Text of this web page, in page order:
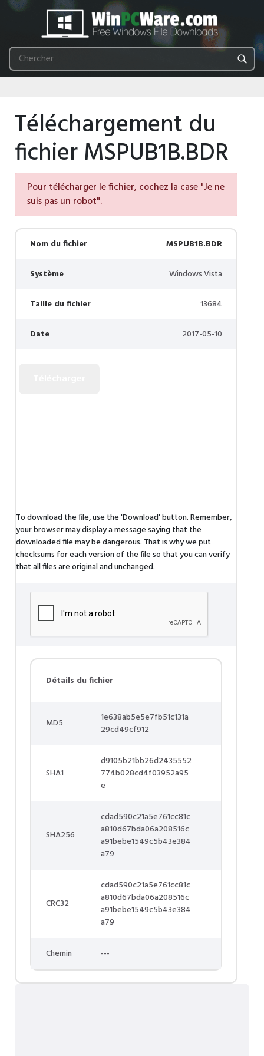
Téléchargement du
fichier MSPUB1B.BDR
Pour télécharger le fichier, cochez la case "Je ne
suis pas un robot".
Nom du fichier MSPUB1B.BDR
Système Windows Vista
Taille du fichier 13684
Date 2017-05-10
To download the file, use the 'Download' button. Remember,
your browser may display a message saying that the
downloaded file may be dangerous. That is why we put
checksums for each version of the file so that you can verify
that all files are original and unchanged.
Détails du fichier
MD5
1e638ab5e5e7fb51c131a
29cd49cf912
SHA1
d9105b21bb26d2435552
774b028cd4f03952a95
e
SHA256
cdad590c21a5e761cc81c
a810d67bda06a208516c
a91bebe1549c5b43e384
a79
CRC32
cdad590c21a5e761cc81c
a810d67bda06a208516c
a91bebe1549c5b43e384
a79
Chemin ---